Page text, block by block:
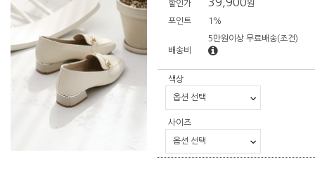
할인가 원
포인트 1%
배송비
5만원이상 무료배송(조건)
색상
사이즈